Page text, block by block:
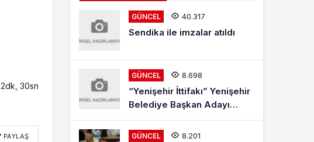
2dk, 30sn
PAYLAŞ
GÜNCEL 40.317
Sendika ile imzalar atıldı
GÜNCEL 8.698
“Yenişehir İttifakı” Yenişehir
Belediye Başkan Adayı
Mehmet Kaya Röportajı
GÜNCEL 8.201